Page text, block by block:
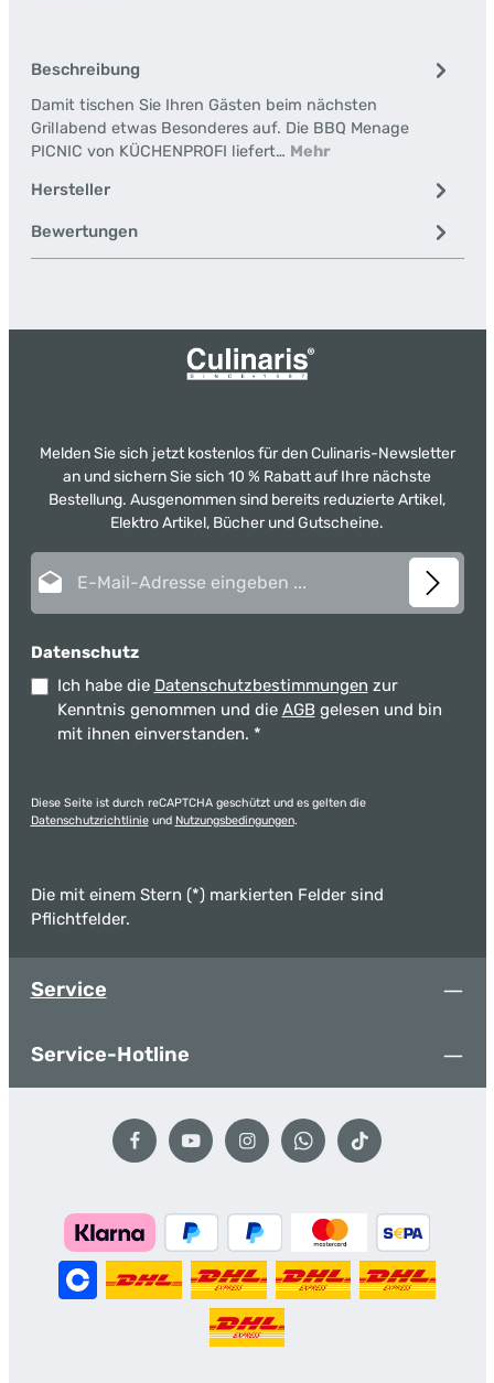
Beschreibung
Damit tischen Sie Ihren Gästen beim nächsten
Grillabend etwas Besonderes auf. Die BBQ Menage
PICNIC von KÜCHENPROFI liefert… Mehr
Hersteller
Bewertungen
Melden Sie sich jetzt kostenlos für den Culinaris-Newsletter
an und sichern Sie sich 10 % Rabatt auf Ihre nächste
Bestellung. Ausgenommen sind bereits reduzierte Artikel,
Elektro Artikel, Bücher und Gutscheine.
Datenschutz
Ich habe die Datenschutzbestimmungen zur
Kenntnis genommen und die AGB gelesen und bin
mit ihnen einverstanden. *
Diese Seite ist durch reCAPTCHA geschützt und es gelten die
Datenschutzrichtlinieund Nutzungsbedingungen.
Die mit einem Stern (*) markierten Felder sind
Pflichtfelder.
Service
Service-Hotline